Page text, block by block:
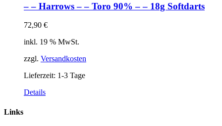
– – Harrows – – Toro 90% – – 18g Softdarts
72,90 €
inkl. 19 % MwSt.
zzgl. Versandkosten
Lieferzeit: 1-3 Tage
Details
Links